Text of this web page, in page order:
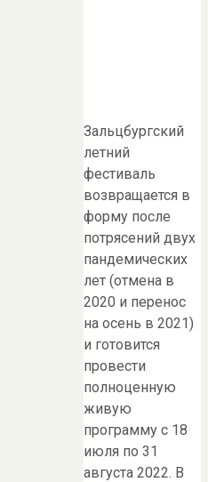
Зальцбургский
летний
фестиваль
возвращается в
форму после
потрясений двух
пандемических
лет (отмена в
2020 и перенос
на осень в 2021)
и готовится
провести
полноценную
живую
программу с 18
июля по 31
августа 2022. В